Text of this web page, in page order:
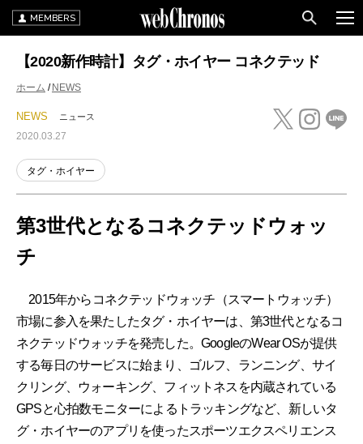
MEMBERS
【2020新作時計】タグ・ホイヤー コネクテッド
ホーム NEWS
NEWS ニュース
2020.03.27
タグ・ホイヤー
第3世代となるコネクテッドウォッ
チ
2015年からコネクテッドウォッチ（スマートウォッチ）
市場に参入を果たしたタグ・ホイヤーは、第3世代となるコ
ネクテッドウォッチを発売した。GoogleのWear OSが提供
する毎日のサービスに始まり、ゴルフ、ランニング、サイ
クリング、ウォーキング、フィットネスを内蔵されている
GPSと心拍数モニターによるトラッキングなど、新しいタ
グ・ホイヤーのアプリを使ったスポーツエクスペリエンス